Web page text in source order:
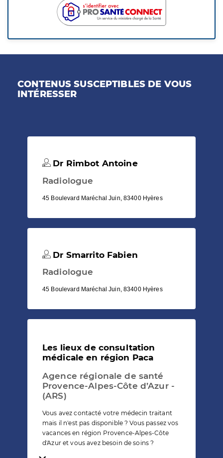
CONTENUS SUSCEPTIBLES DE VOUS
INTÉRESSER
Dr Rimbot Antoine
Radiologue
45 Boulevard Maréchal Juin, 83400 Hyères
Dr Smarrito Fabien
Radiologue
45 Boulevard Maréchal Juin, 83400 Hyères
Les lieux de consultation
médicale en région Paca
Agence régionale de santé
Provence-Alpes-Côte d’Azur -
(ARS)
Vous avez contacté votre médecin traitant
mais il n'est pas disponible ? Vous passez vos
vacances en région Provence-Alpes-Côte
d'Azur et vous avez besoin de soins ?